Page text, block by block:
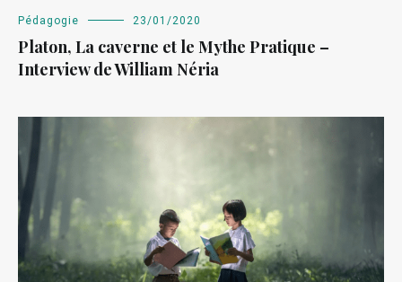
Pédagogie 23/01/2020
Platon, La caverne et le Mythe Pratique –
Interview de William Néria